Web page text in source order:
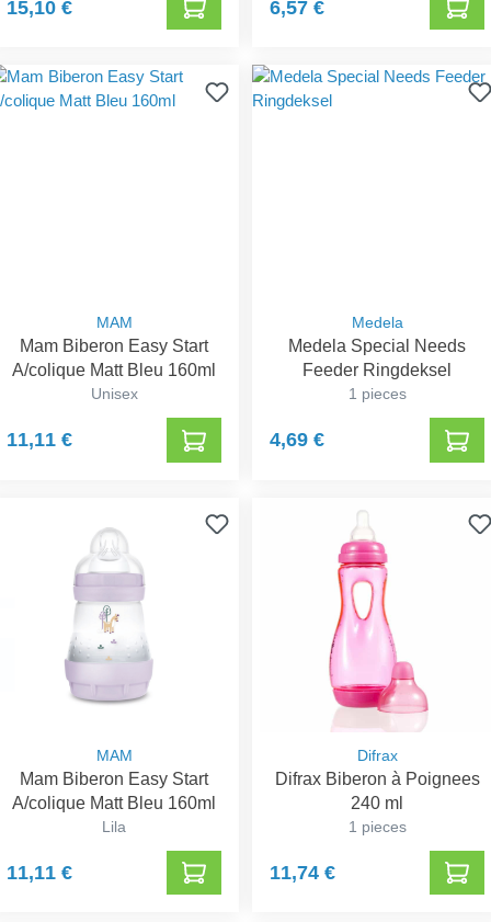
15,10 € 6,57 €
MAM
Mam Biberon Easy Start
A/colique Matt Bleu 160ml
Unisex
11,11 €
Medela
Medela Special Needs
Feeder Ringdeksel
1 pieces
4,69 €
MAM
Mam Biberon Easy Start
A/colique Matt Bleu 160ml
Lila
11,11 €
Difrax
Difrax Biberon à Poignees
240 ml
1 pieces
11,74 €